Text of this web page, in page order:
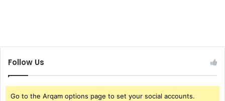
Follow Us
Go to the Arqam options page to set your social accounts.